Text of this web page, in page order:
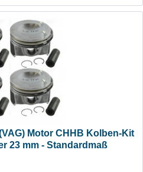
Motor CHHB Kolben-Kit
23 mm - Standardmaß